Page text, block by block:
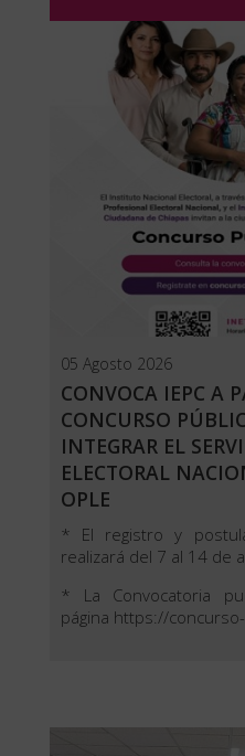
05 Agosto 2026
CONVOCA IEPC A
CONCURSO
INTEGRAR EL
ELECTORAL
OPLE
* El registro y
realizará del 7 al 14 de
* La Convocatoria
página https://